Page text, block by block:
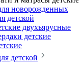
новорожденных
детской
двухъярусные
детские
детской